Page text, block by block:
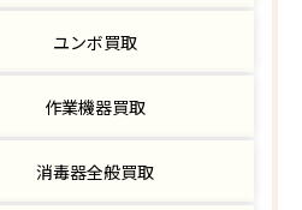
ユンボ買取
作業機器買取
消毒器全般買取